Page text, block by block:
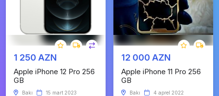
1 250 AZN
Apple iPhone 12 Pro 256
GB
Bakı 15 mart 2023
12 000 AZN
Apple iPhone 11 Pro 256
GB
Bakı 4 aprel 2022